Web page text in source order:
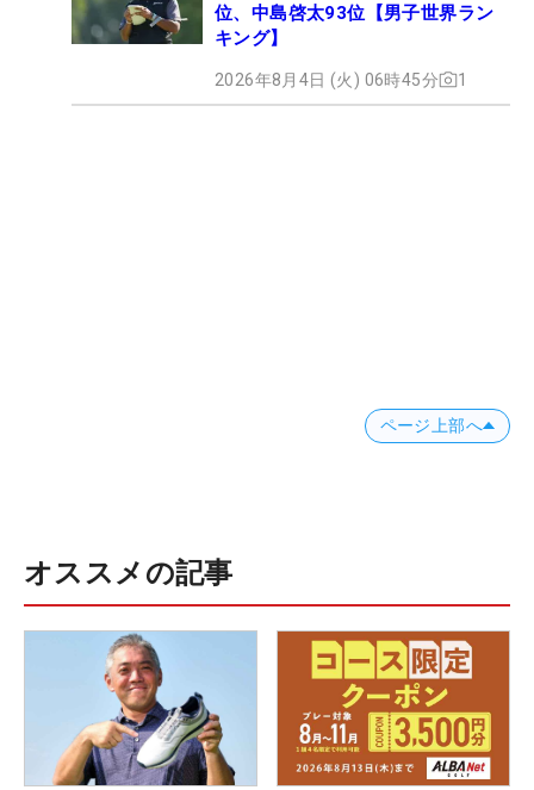
位、中島啓太93位【男子世界ラン
キング】
2026年8月4日 (火) 06時45分 1
ページ上部へ
オススメの記事